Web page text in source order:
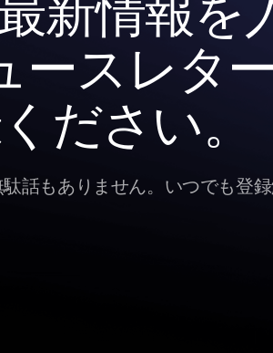
ースレタ
ださい。
話もありません。いつでも登録